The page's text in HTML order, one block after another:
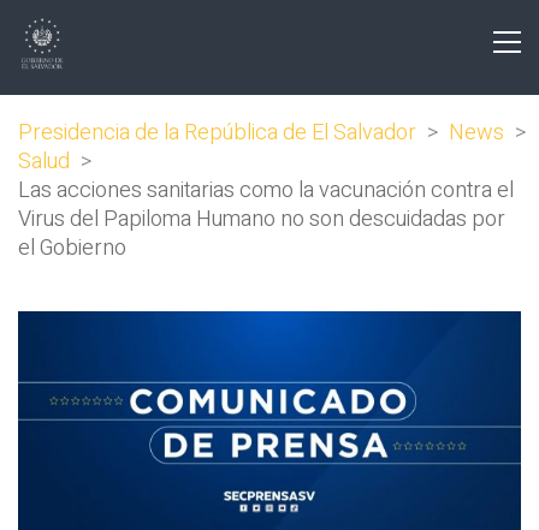
Presidencia de la República de El Salvador > News >
Salud >
Las acciones sanitarias como la vacunación contra el
Virus del Papiloma Humano no son descuidadas por
el Gobierno